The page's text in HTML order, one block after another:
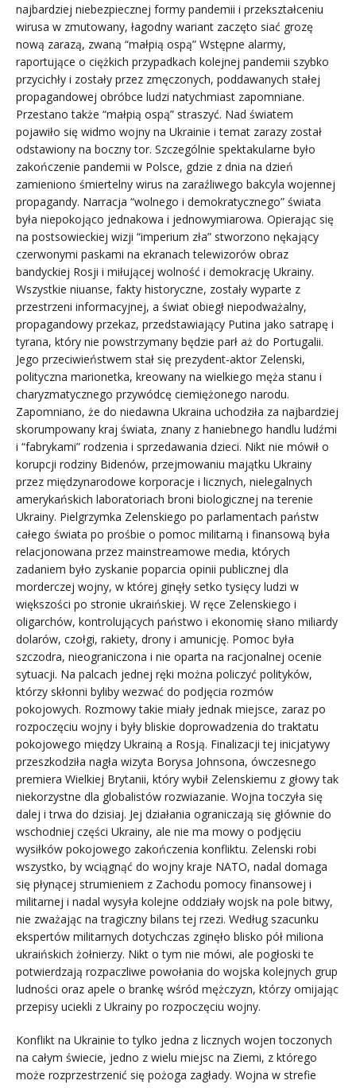
najbardziej niebezpiecznej formy pandemii i przekształceniu
wirusa w zmutowany, łagodny wariant zaczęto siać grozę
nową zarazą, zwaną “małpią ospą” Wstępne alarmy,
raportujące o ciężkich przypadkach kolejnej pandemii szybko
przycichły i zostały przez zmęczonych, poddawanych stałej
propagandowej obróbce ludzi natychmiast zapomniane.
Przestano także “małpią ospą” straszyć. Nad światem
pojawiło się widmo wojny na Ukrainie i temat zarazy został
odstawiony na boczny tor. Szczególnie spektakularne było
zakończenie pandemii w Polsce, gdzie z dnia na dzień
zamieniono śmiertelny wirus na zaraźliwego bakcyla wojennej
propagandy. Narracja “wolnego i demokratycznego” świata
była niepokojąco jednakowa i jednowymiarowa. Opierając się
na postsowieckiej wizji “imperium zła” stworzono nękający
czerwonymi paskami na ekranach telewizorów obraz
bandyckiej Rosji i miłującej wolność i demokrację Ukrainy.
Wszystkie niuanse, fakty historyczne, zostały wyparte z
przestrzeni informacyjnej, a świat obiegł niepodważalny,
propagandowy przekaz, przedstawiający Putina jako satrapę i
tyrana, który nie powstrzymany będzie parł aż do Portugalii.
Jego przeciwieństwem stał się prezydent-aktor Zelenski,
polityczna marionetka, kreowany na wielkiego męża stanu i
charyzmatycznego przywódcę ciemiężonego narodu.
Zapomniano, że do niedawna Ukraina uchodziła za najbardziej
skorumpowany kraj świata, znany z haniebnego handlu ludźmi
i “fabrykami” rodzenia i sprzedawania dzieci. Nikt nie mówił o
korupcji rodziny Bidenów, przejmowaniu majątku Ukrainy
przez międzynarodowe korporacje i licznych, nielegalnych
amerykańskich laboratoriach broni biologicznej na terenie
Ukrainy. Pielgrzymka Zelenskiego po parlamentach państw
całego świata po prośbie o pomoc militarną i finansową była
relacjonowana przez mainstreamowe media, których
zadaniem było zyskanie poparcia opinii publicznej dla
morderczej wojny, w której ginęły setko tysięcy ludzi w
większości po stronie ukraińskiej. W ręce Zelenskiego i
oligarchów, kontrolujących państwo i ekonomię słano miliardy
dolarów, czołgi, rakiety, drony i amunicję. Pomoc była
szczodra, nieograniczona i nie oparta na racjonalnej ocenie
sytuacji. Na palcach jednej ręki można policzyć polityków,
którzy skłonni byliby wezwać do podjęcia rozmów
pokojowych. Rozmowy takie miały jednak miejsce, zaraz po
rozpoczęciu wojny i były bliskie doprowadzenia do traktatu
pokojowego między Ukrainą a Rosją. Finalizacji tej inicjatywy
przeszkodziła nagła wizyta Borysa Johnsona, ówczesnego
premiera Wielkiej Brytanii, który wybił Zelenskiemu z głowy tak
niekorzystne dla globalistów rozwiazanie. Wojna toczyła się
dalej i trwa do dzisiaj. Jej działania ograniczają się głównie do
wschodniej części Ukrainy, ale nie ma mowy o podjęciu
wysiłków pokojowego zakończenia konfliktu. Zelenski robi
wszystko, by wciągnąć do wojny kraje NATO, nadal domaga
się płynącej strumieniem z Zachodu pomocy finansowej i
militarnej i nadal wysyła kolejne oddziały wojsk na pole bitwy,
nie zważając na tragiczny bilans tej rzezi. Według szacunku
ekspertów militarnych dotychczas zginęło blisko pół miliona
ukraińskich żołnierzy. Nikt o tym nie mówi, ale pogłoski te
potwierdzają rozpaczliwe powołania do wojska kolejnych grup
ludności oraz apele o brankę wśród mężczyzn, którzy omijając
przepisy uciekli z Ukrainy po rozpoczęciu wojny.
Konflikt na Ukrainie to tylko jedna z licznych wojen toczonych
na całym świecie, jedno z wielu miejsc na Ziemi, z którego
może rozprzestrzenić się pożoga zagłady. Wojna w strefie